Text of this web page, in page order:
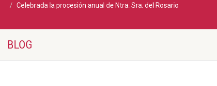
Celebrada la procesión anual de Ntra. Sra. del Rosario
BLOG